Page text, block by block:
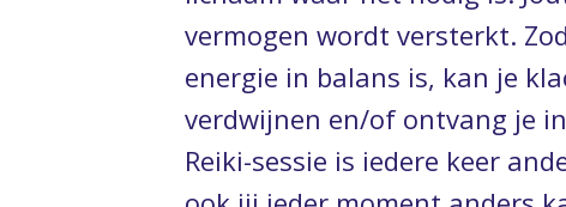
vermogen wordt versterkt.
energie in balans is, kan je
verdwijnen en/of ontvang je
Reiki-sessie is iedere keer